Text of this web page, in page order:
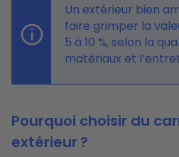
Un extérieur bien
faire grimper la
5 à 10 %, selon la
matériaux et
Pourquoi choisir du
extérieur ?